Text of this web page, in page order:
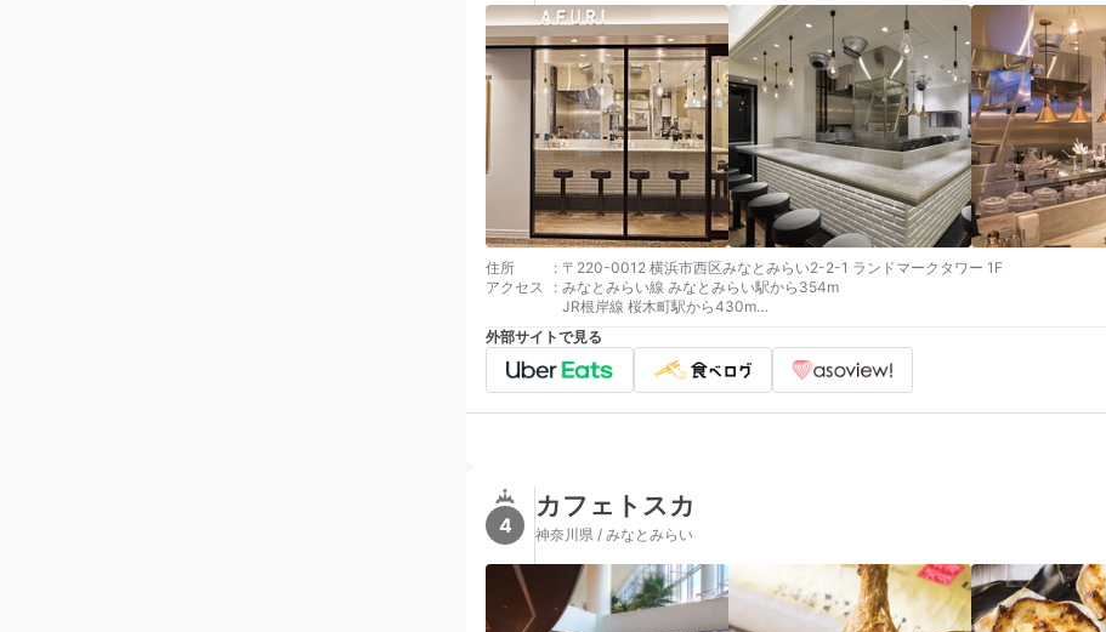
住所 : 〒220-0012 横浜市西区みなとみらい2-2-1 ランドマークタワー 1F
アクセス
: みなとみらい線 みなとみらい駅から354m
JR根岸線 桜木町駅から430m
JR京浜東北線 桜木町駅から430m
外部サイトで見る
4
カフェトスカ
神奈川県 / みなとみらい